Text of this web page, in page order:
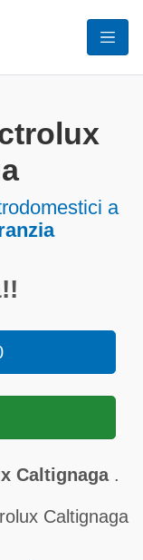
a
Caltignaga .
Caltignaga